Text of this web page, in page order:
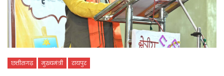
छत्तीसगढ़ मुख्यमंत्री रायपुर